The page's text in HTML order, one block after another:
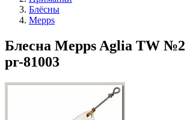
Блёсны
Mepps
Блесна Mepps Aglia TW
pr-81003